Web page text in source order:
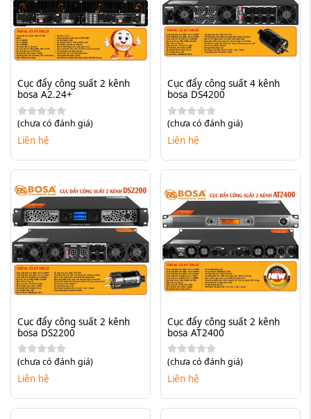
Cục đẩy công suất 2 kênh
bosa A2.24+
(chưa có đánh giá)
Liên hệ
Cục đẩy công suất 4 kênh
bosa DS4200
(chưa có đánh giá)
Liên hệ
Cục đẩy công suất 2 kênh
bosa DS2200
(chưa có đánh giá)
Liên hệ
Cục đẩy công suất 2 kênh
bosa AT2400
(chưa có đánh giá)
Liên hệ